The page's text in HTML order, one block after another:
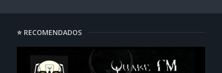
⭐ RECOMENDADOS